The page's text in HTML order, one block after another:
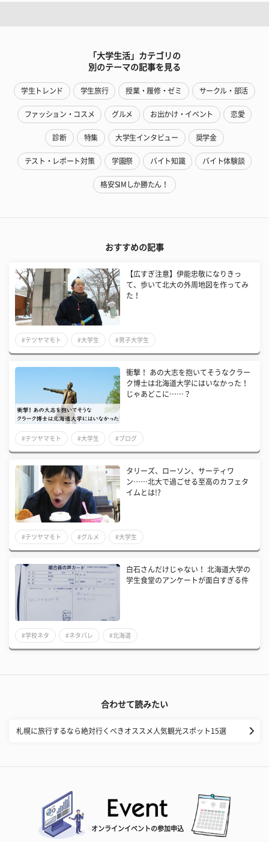
「大学生活」カテゴリの
別のテーマの記事を見る
学生トレンド 学生旅行 授業・履修・ゼミ サークル・部活
ファッション・コスメ グルメ お出かけ・イベント 恋愛
診断 特集 大学生インタビュー 奨学金
テスト・レポート対策 学園祭 バイト知識 バイト体験談
格安SIMしか勝たん！
おすすめの記事
【広すぎ注意】伊能忠敬になりきっ
て、歩いて北大の外周地図を作ってみ
た！
#テツヤマモト #大学生 #男子大学生
衝撃！ あの大志を抱いてそうなクラー
ク博士は北海道大学にはいなかった！
じゃあどこに……？
#テツヤマモト #大学生 #ブログ
タリーズ、ローソン、サーティワ
ン……北大で過ごせる至高のカフェタ
イムとは!?
#テツヤマモト #グルメ #大学生
白石さんだけじゃない！ 北海道大学の
学生食堂のアンケートが面白すぎる件
#学校ネタ #ネタバレ #北海道
合わせて読みたい
札幌に旅行するなら絶対行くべきオススメ人気観光スポット15選
オンラインイベントの参加申込